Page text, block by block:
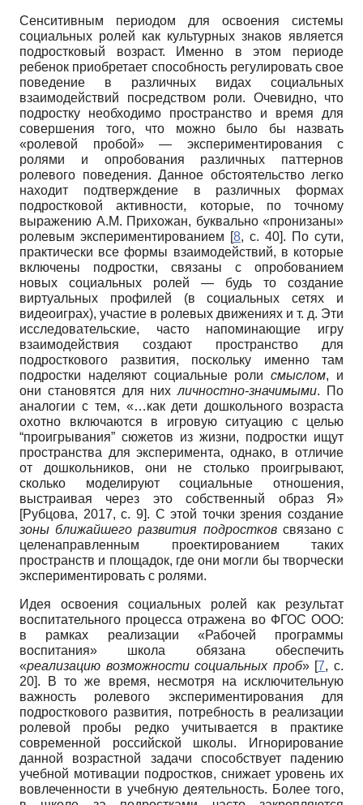
Сенситивным периодом для освоения системы
социальных ролей как культурных знаков является
подростковый возраст. Именно в этом периоде
ребенок приобретает способность регулировать свое
поведение в различных видах социальных
взаимодействий посредством роли. Очевидно, что
подростку необходимо пространство и время для
совершения того, что можно было бы назвать
«ролевой пробой» — экспериментирования с
ролями и опробования различных паттернов
ролевого поведения. Данное обстоятельство легко
находит подтверждение в различных формах
подростковой активности, которые, по точному
выражению А.М. Прихожан, буквально «пронизаны»
ролевым экспериментированием [8, с. 40]. По сути,
практически все формы взаимодействий, в которые
включены подростки, связаны с опробованием
новых социальных ролей — будь то создание
виртуальных профилей (в социальных сетях и
видеоиграх), участие в ролевых движениях и т. д. Эти
исследовательские, часто напоминающие игру
взаимодействия создают пространство для
подросткового развития, поскольку именно там
подростки наделяют социальные ролисмыслом, и
они становятся для нихличностно-значимыми. По
аналогии с тем, «…как дети дошкольного возраста
охотно включаются в игровую ситуацию с целью
“проигрывания” сюжетов из жизни, подростки ищут
пространства для эксперимента, однако, в отличие
от дошкольников, они не столько проигрывают,
сколько моделируют социальные отношения,
выстраивая через это собственный образ Я»
[Рубцова, 2017, с. 9]. С этой точки зрения создание
зоны ближайшего развития подростковсвязано с
целенаправленным проектированием таких
пространств и площадок, где они могли бы творчески
экспериментировать с ролями.
Идея освоения социальных ролей как результат
воспитательного процесса отражена во ФГОС ООО:
в рамках реализации «Рабочей программы
воспитания» школа обязана обеспечить
«реализацию возможности социальных проб» [7, с.
20]. В то же время, несмотря на исключительную
важность ролевого экспериментирования для
подросткового развития, потребность в реализации
ролевой пробы редко учитывается в практике
современной российской школы. Игнорирование
данной возрастной задачи способствует падению
учебной мотивации подростков, снижает уровень их
вовлеченности в учебную деятельность. Более того,